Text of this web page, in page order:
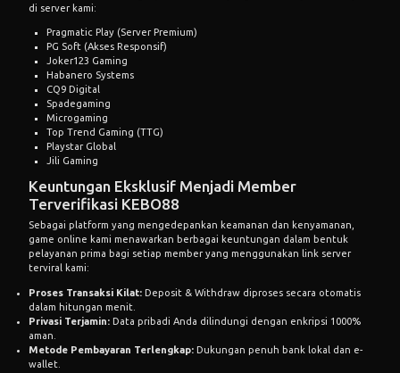
di server kami:
Pragmatic Play (Server Premium)
PG Soft (Akses Responsif)
Joker123 Gaming
Habanero Systems
CQ9 Digital
Spadegaming
Microgaming
Top Trend Gaming (TTG)
Playstar Global
Jili Gaming
Keuntungan Eksklusif Menjadi Member
Terverifikasi KEBO88
Sebagai platform yang mengedepankan keamanan dan kenyamanan,
game online kami menawarkan berbagai keuntungan dalam bentuk
pelayanan prima bagi setiap member yang menggunakan link server
terviral kami:
Proses Transaksi Kilat: Deposit & Withdraw diproses secara otomatis
dalam hitungan menit.
Privasi Terjamin: Data pribadi Anda dilindungi dengan enkripsi 1000%
aman.
Metode Pembayaran Terlengkap: Dukungan penuh bank lokal dan e-
wallet.